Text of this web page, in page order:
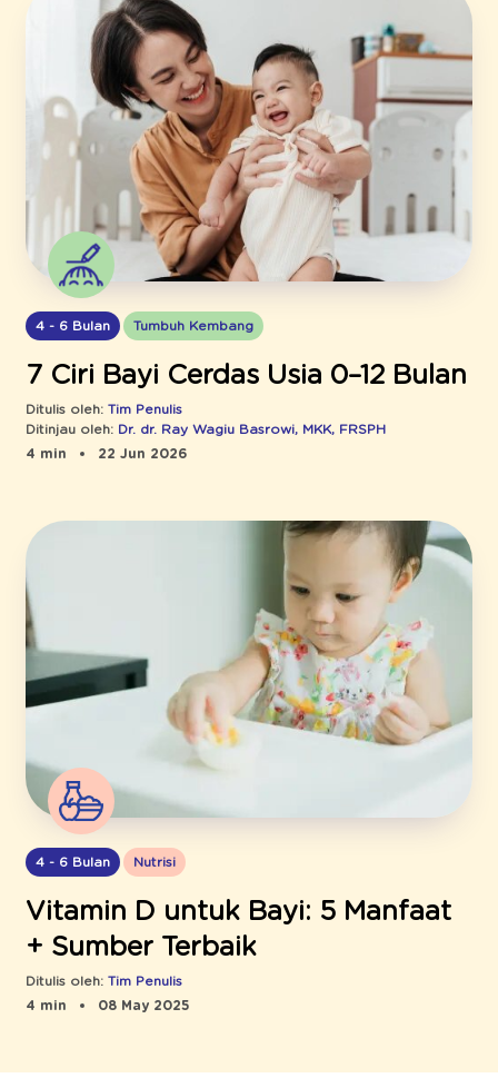
4 - 6 Bulan Tumbuh Kembang
7 Ciri Bayi Cerdas Usia 0–12 Bulan
Ditulis oleh: Tim Penulis
Ditinjau oleh: Dr. dr. Ray Wagiu Basrowi, MKK, FRSPH
4 min
22 Jun 2026
4 - 6 Bulan Nutrisi
Vitamin D untuk Bayi: 5 Manfaat
+ Sumber Terbaik
Ditulis oleh: Tim Penulis
4 min
08 May 2025